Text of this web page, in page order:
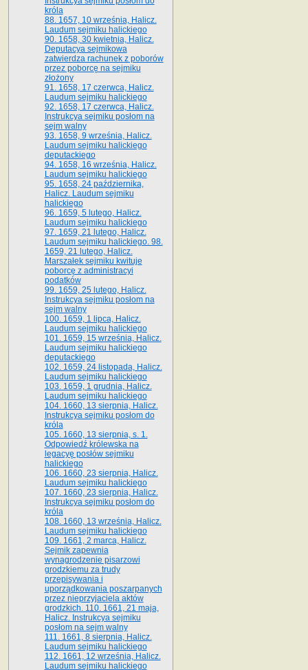
króla
88. 1657, 10 września, Halicz.
Laudum sejmiku halickiego
90. 1658, 30 kwietnia, Halicz.
Deputacya sejmikowa
zatwierdza rachunek z poborów
przez poborcę na sejmiku
złożony
91. 1658, 17 czerwca, Halicz.
Laudum sejmiku halickiego
92. 1658, 17 czerwca, Halicz.
Instrukcya sejmiku posłom na
sejm walny
93. 1658, 9 września, Halicz.
Laudum sejmiku halickiego
deputackiego
94. 1658, 16 września, Halicz.
Laudum sejmiku halickiego
95. 1658, 24 października,
Halicz. Laudum sejmiku
halickiego
96. 1659, 5 lutego, Halicz.
Laudum sejmiku halickiego
97. 1659, 21 lutego, Halicz.
Laudum sejmiku halickiego. 98.
1659, 21 lutego, Halicz.
Marszałek sejmiku kwituje
poborcę z administracyi
podatków
99. 1659, 25 lutego, Halicz.
Instrukcya sejmiku posłom na
sejm walny
100. 1659, 1 lipca, Halicz.
Laudum sejmiku halickiego
101. 1659, 15 września, Halicz.
Laudum sejmiku halickiego
deputackiego
102. 1659, 24 listopada, Halicz.
Laudum sejmiku halickiego
103. 1659, 1 grudnia, Halicz.
Laudum sejmiku halickiego
104. 1660, 13 sierpnia, Halicz.
Instrukcya sejmiku posłom do
króla
105. 1660, 13 sierpnia, s. 1.
Odpowiedź królewska na
legacyę posłów sejmiku
halickiego
106. 1660, 23 sierpnia, Halicz.
Laudum sejmiku halickiego
107. 1660, 23 sierpnia, Halicz.
Instrukcya sejmiku posłom do
króla
108. 1660, 13 września, Halicz.
Laudum sejmiku halickiego
109. 1661, 2 marca, Halicz.
Sejmik zapewnia
wynagrodzenie pisarzowi
grodzkiemu za trudy
przepisywania i
uporządkowania poszarpanych
przez nieprzyjaciela aktów
grodzkich. 110. 1661, 21 maja,
Halicz. Instrukcya sejmiku
posłom na sejm walny
111. 1661, 8 sierpnia, Halicz.
Laudum sejmiku halickiego
112. 1661, 12 września, Halicz.
Laudum sejmiku halickiego